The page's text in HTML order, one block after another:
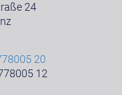
24
20
12